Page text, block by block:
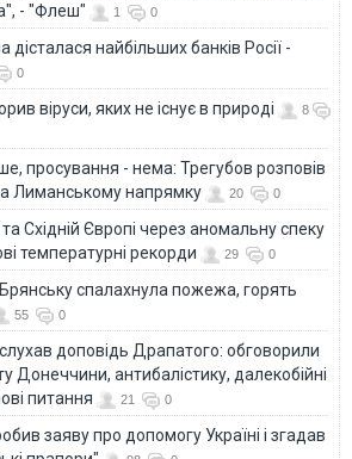
- "Флеш"
1 0
дісталася найбільших банків Росії -
0
віруси, яких не існує в природі
8
просування - нема: Трегубов розповів
Лиманському напрямку
20 0
Східній Європі через аномальну спеку
температурні рекорди
29 0
спалахнула пожежа, горять
55 0
доповідь Драпатого: обговорили
Донеччини, антибалістику, далекобійні
питання
21 0
заяву про допомогу Україні і згадав